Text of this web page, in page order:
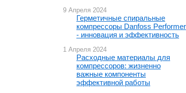
9 Апреля 2024
Герметичные спиральные
компрессоры Danfoss Performer
- инновация и эффективность
1 Апреля 2024
Расходные материалы для
компрессоров: жизненно
важные компоненты
эффективной работы